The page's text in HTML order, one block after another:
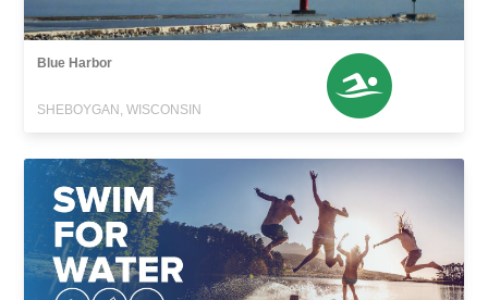
Blue Harbor
SHEBOYGAN, WISCONSIN